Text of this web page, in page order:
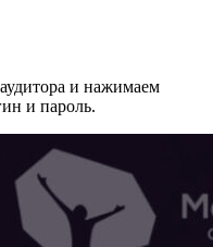
и нажимаем
и пароль.